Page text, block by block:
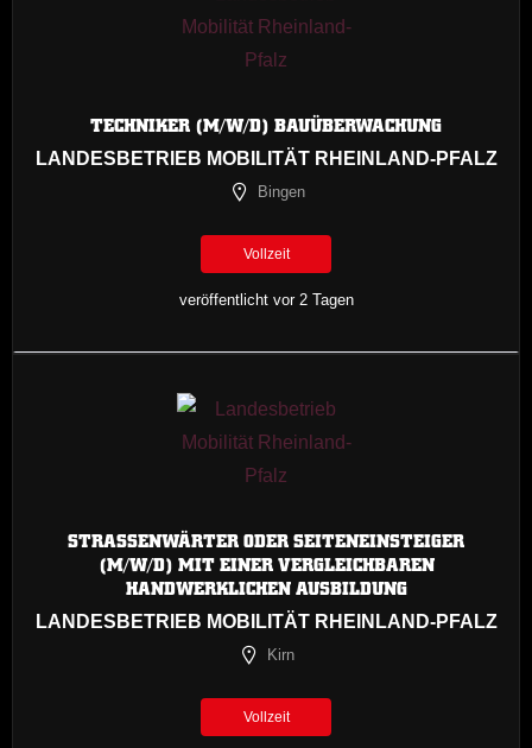
TECHNIKER (M/W/D) BAUÜBERWACHUNG
LANDESBETRIEB MOBILITÄT RHEINLAND-PFALZ
Bingen
Vollzeit
veröffentlicht vor 2 Tagen
STRASSENWÄRTER ODER SEITENEINSTEIGER (
M/W/D) MIT EINER VERGLEICHBAREN H
ANDWERKLICHEN AUSBILDUNG
LANDESBETRIEB MOBILITÄT RHEINLAND-PFALZ
Kirn
Vollzeit